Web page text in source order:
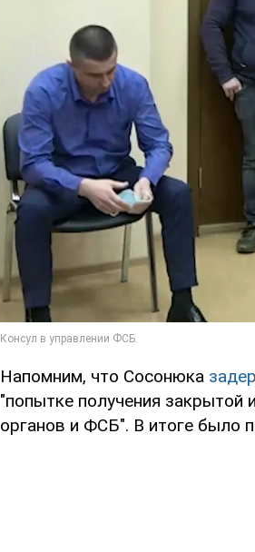
Напомним, что Сосонюка
"попытке получения закрытой
органов и ФСБ". В итоге было